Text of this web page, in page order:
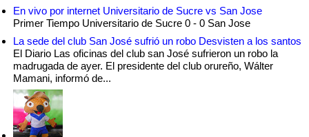
En vivo por internet Universitario de Sucre vs San Jose
Primer Tiempo Universitario de Sucre 0 - 0 San Jose
La sede del club San José sufrió un robo Desvisten a los santos
El Diario Las oficinas del club san José sufrieron un robo la
madrugada de ayer. El presidente del club orureño, Wálter
Mamani, informó de...